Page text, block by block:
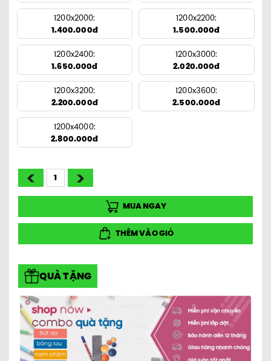
1200x2000:
1.400.000đ
1200x2200:
1.500.000đ
1200x2400:
1.650.000đ
1200x3000:
2.020.000đ
1200x3200:
2.200.000đ
1200x3600:
2.500.000đ
1200x4000:
2.800.000đ
MUA NGAY
THÊM VÀO GIỎ
QUÀ TẶNG